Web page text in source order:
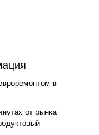
в
от рынка